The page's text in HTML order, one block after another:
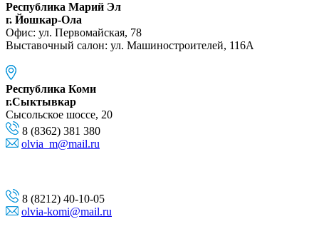
Республика Марий Эл
г. Йошкар-Ола
Офис: ул. Первомайская, 78
Выставочный салон: ул. Машиностроителей, 116A
Республика Коми
г.Сыктывкар
Сысольское шоссе, 20
8 (8362) 381 380
olvia_m@mail.ru
8 (8212) 40-10-05
olvia-komi@mail.ru